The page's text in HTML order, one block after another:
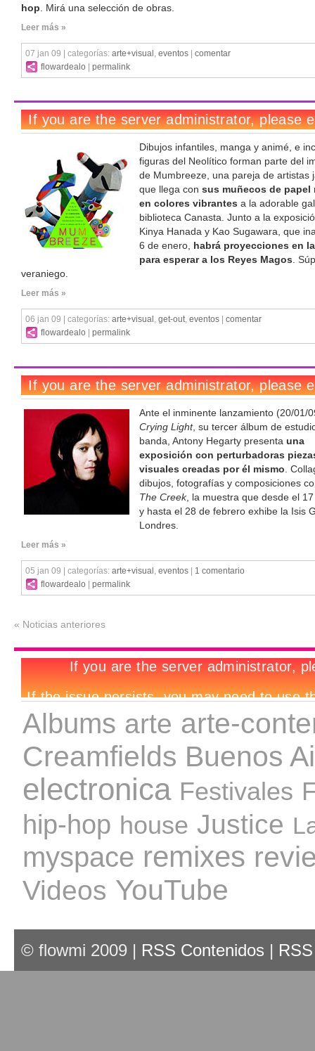
hop. Mirá una selección de obras.
Leer más »
07 jan 09 | categorías: arte+visual , eventos
comentar
flowardealo
permalink
Dibujos infantiles, manga y animé, e
figuras del Neolítico forman parte del
de Mumbreeze, una pareja de artistas
que llega con sus muñecos de papel
en colores vibrantes a la adorable
biblioteca Canasta. Junto a la
Kinya Hanada y Kao Sugawara, que
6 de enero, habrá proyecciones en
para esperar a los Reyes Magos.
veraniego.
Leer más »
06 jan 09 | categorías: arte+visual , get-out, eventos
comentar
flowardealo
permalink
Ante el inminente lanzamiento (20/01/
Crying Light, su tercer álbum de
banda, Antony Hegarty presenta una
exposición con perturbadoras
visuales creadas por él mismo.
dibujos, fotografías y composiciones
The Creek, la muestra que desde el
y hasta el 28 de febrero exhibe la Isis
Londres.
Leer más »
05 jan 09 | categorías: arte+visual , eventos
1 comentario
flowardealo
permalink
« Noticias anteriores
Albums arte arte-
Creamfields Buenos
electronica Festivales
hip-hop house Justice
myspace remixes
Videos YouTube
© flowmi 2009 | RSS Contenidos |